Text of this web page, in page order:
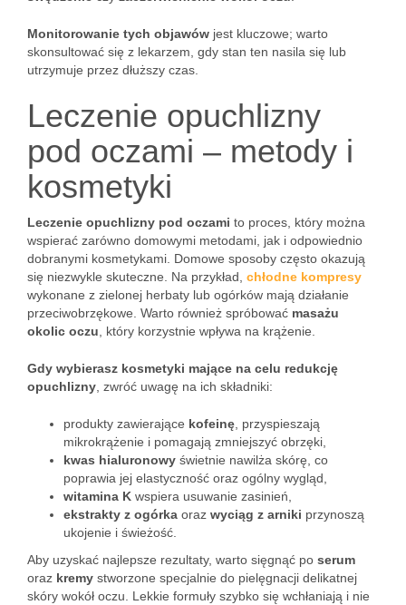
Monitorowanie tych objawów jest kluczowe; warto
skonsultować się z lekarzem, gdy stan ten nasila się lub
utrzymuje przez dłuższy czas.
Leczenie opuchlizny
pod oczami – metody i
kosmetyki
Leczenie opuchlizny pod oczami to proces, który można
wspierać zarówno domowymi metodami, jak i odpowiednio
dobranymi kosmetykami. Domowe sposoby często okazują
się niezwykle skuteczne. Na przykład, chłodne kompresy
wykonane z zielonej herbaty lub ogórków mają działanie
przeciwobrzękowe. Warto również spróbować masażu
okolic oczu , który korzystnie wpływa na krążenie.
Gdy wybierasz kosmetyki mające na celu redukcję
opuchlizny , zwróć uwagę na ich składniki:
produkty zawierające kofeinę , przyspieszają
mikrokrążenie i pomagają zmniejszyć obrzęki,
kwas hialuronowy świetnie nawilża skórę, co
poprawia jej elastyczność oraz ogólny wygląd,
witamina K wspiera usuwanie zasinień,
ekstrakty z ogórka oraz wyciąg z arniki przynoszą
ukojenie i świeżość.
Aby uzyskać najlepsze rezultaty, warto sięgnąć po serum
oraz kremy stworzone specjalnie do pielęgnacji delikatnej
skóry wokół oczu. Lekkie formuły szybko się wchłaniają i nie